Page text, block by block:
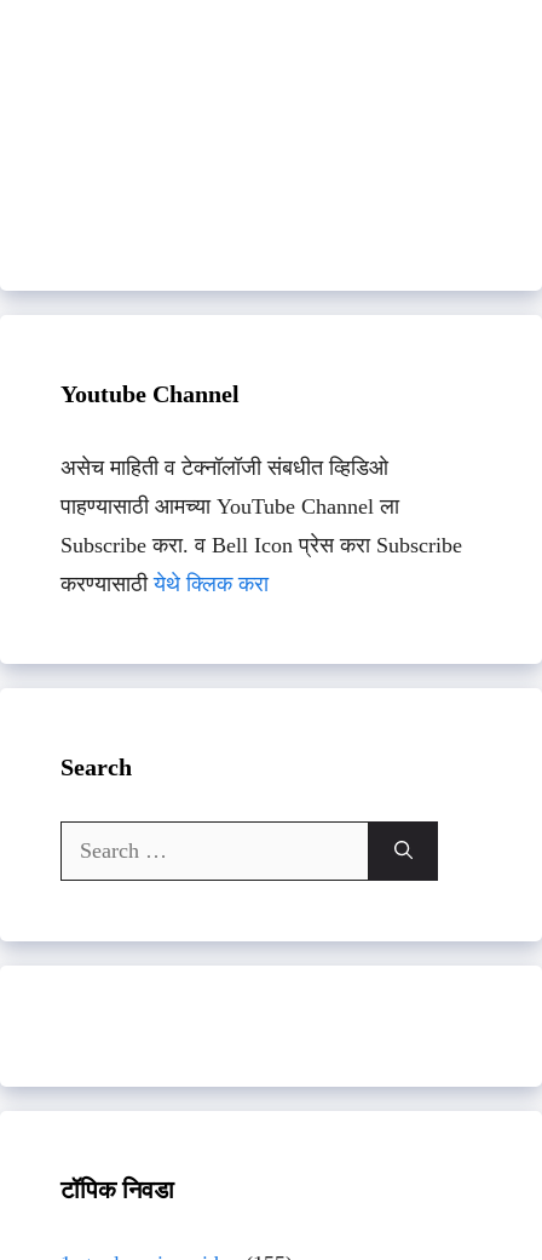
Youtube Channel
असेच माहिती व टेक्नॉलॉजी संबधीत व्हिडिओ
पाहण्यासाठी आमच्या YouTube Channel ला
Subscribe करा. व Bell Icon प्रेस करा Subscribe
करण्यासाठीयेथे क्लिक करा
Search
Search
for:
टॉपिक निवडा